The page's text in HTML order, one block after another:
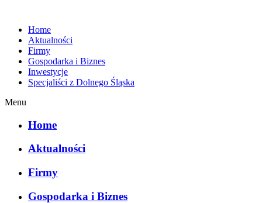
Home
Aktualności
Firmy
Gospodarka i Biznes
Inwestycje
Specjaliści z Dolnego Śląska
Menu
Home
Aktualności
Firmy
Gospodarka i Biznes